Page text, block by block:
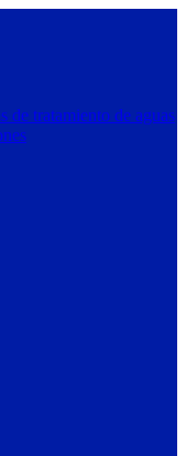
de tratamiento de aguas